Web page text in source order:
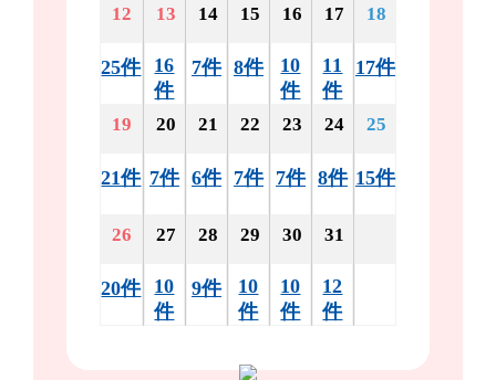
12
25件
13
16
件
14
7件
15
8件
16
10
件
17
11
件
18
17件
19
21件
20
7件
21
6件
22
7件
23
7件
24
8件
25
15件
26
20件
27
10
件
28
9件
29
10
件
30
10
件
31
12
件